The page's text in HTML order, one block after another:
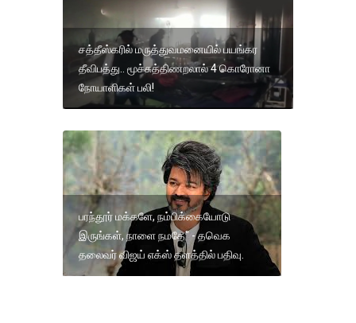
சத்தீஸ்கரில் மருத்துவமனையில் பயங்கர
தீவிபத்து.. மூச்சுத்திணறலால் 4 கொரோனா
நோயாளிகள் பலி!
பரந்தூர் மக்களே, நம்பிக்கையோடு
இருங்கள், நாளை நமதே" - தவெக
தலைவர் விஜய் எக்ஸ் தளத்தில் பதிவு.